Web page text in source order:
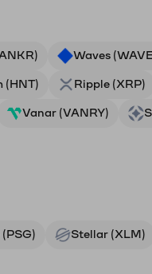
Waves
(HNT) Ripple (XRP)
Vanar (VANRY)
(PSG) Stellar (XLM)